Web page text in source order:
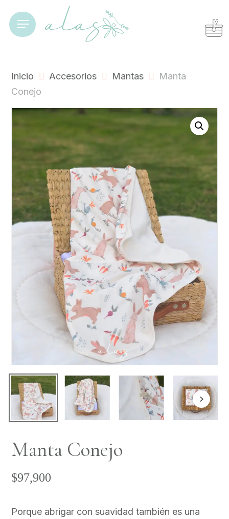
mainMenu Cart Close
Cart
Inicio Accesorios Mantas
Manta
Conejo
Manta Conejo
$97,900
Porque abrigar con suavidad también es una